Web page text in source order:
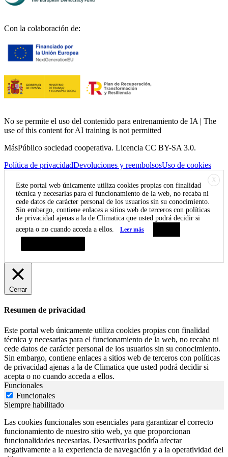
Con la colaboración de:
No se permite el uso del contenido para entrenamiento de IA | The
use of this content for AI training is not permitted
MásPúblico sociedad cooperativa. Licencia CC BY-SA 3.0.
Política de privacidadDevoluciones y reembolsosUso de cookies
X
Este portal web únicamente utiliza cookies propias con finalidad
técnica y necesarias para el funcionamiento de la web, no recaba ni
cede datos de carácter personal de los usuarios sin su conocimiento.
Sin embargo, contiene enlaces a sitios web de terceros con políticas
de privacidad ajenas a la de Climatica que usted podrá decidir si
acepta o no cuando acceda a ellos.
Leer más
Cerrar
Resumen de privacidad
Este portal web únicamente utiliza cookies propias con finalidad
técnica y necesarias para el funcionamiento de la web, no recaba ni
cede datos de carácter personal de los usuarios sin su conocimiento.
Sin embargo, contiene enlaces a sitios web de terceros con políticas
de privacidad ajenas a la de Climatica que usted podrá decidir si
acepta o no cuando acceda a ellos.
Funcionales
Funcionales
Siempre habilitado
Las cookies funcionales son esenciales para garantizar el correcto
funcionamiento de nuestro sitio web, ya que proporcionan
funcionalidades necesarias. Desactivarlas podría afectar
negativamente a la experiencia de navegación y a la operatividad del